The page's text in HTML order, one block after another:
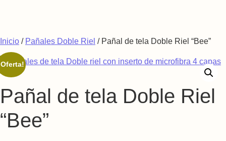
Inicio / Pañales Doble Riel / Pañal de tela Doble Riel “Bee”
Pañal de tela Doble Riel
“Bee”